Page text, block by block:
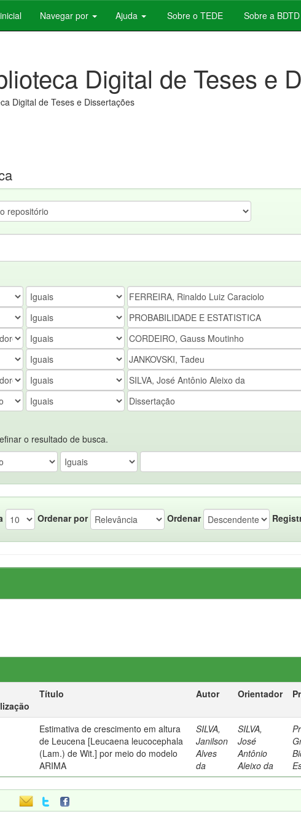
Navegar por Ajuda Sobre o TEDE Sobre a BDTD
Digital de Teses e
Digital de Teses e Dissertações
o resultado de busca.
Ordenar por Ordenar
Título Autor Orientador
Estimativa de crescimento em altura
de Leucena [Leucaena leucocephala
(Lam.) de Wit.] por meio do modelo
ARIMA
SILVA,
Janilson
Alves
da
SILVA,
José
Antônio
Aleixo da